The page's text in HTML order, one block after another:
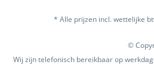
* Alle prijzen incl. wettelijke
©
Wij zijn telefonisch bereikbaar op